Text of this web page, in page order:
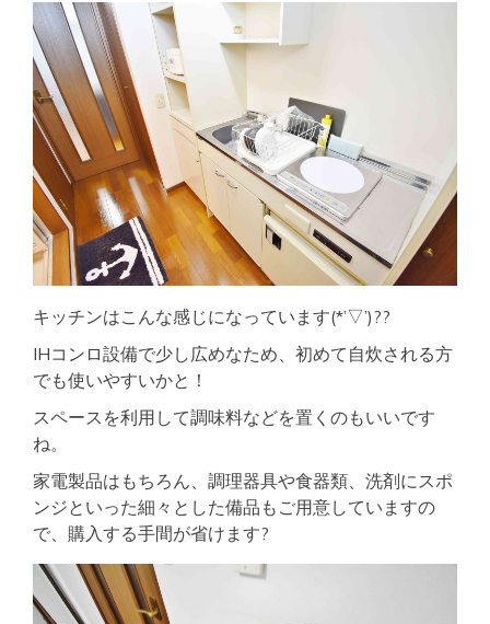
キッチンはこんな感じになっています(*’▽’)??
IHコンロ設備で少し広めなため、初めて自炊される方
でも使いやすいかと！
スペースを利用して調味料などを置くのもいいです
ね。
家電製品はもちろん、調理器具や食器類、洗剤にスポ
ンジといった細々とした備品もご用意していますの
で、購入する手間が省けます?